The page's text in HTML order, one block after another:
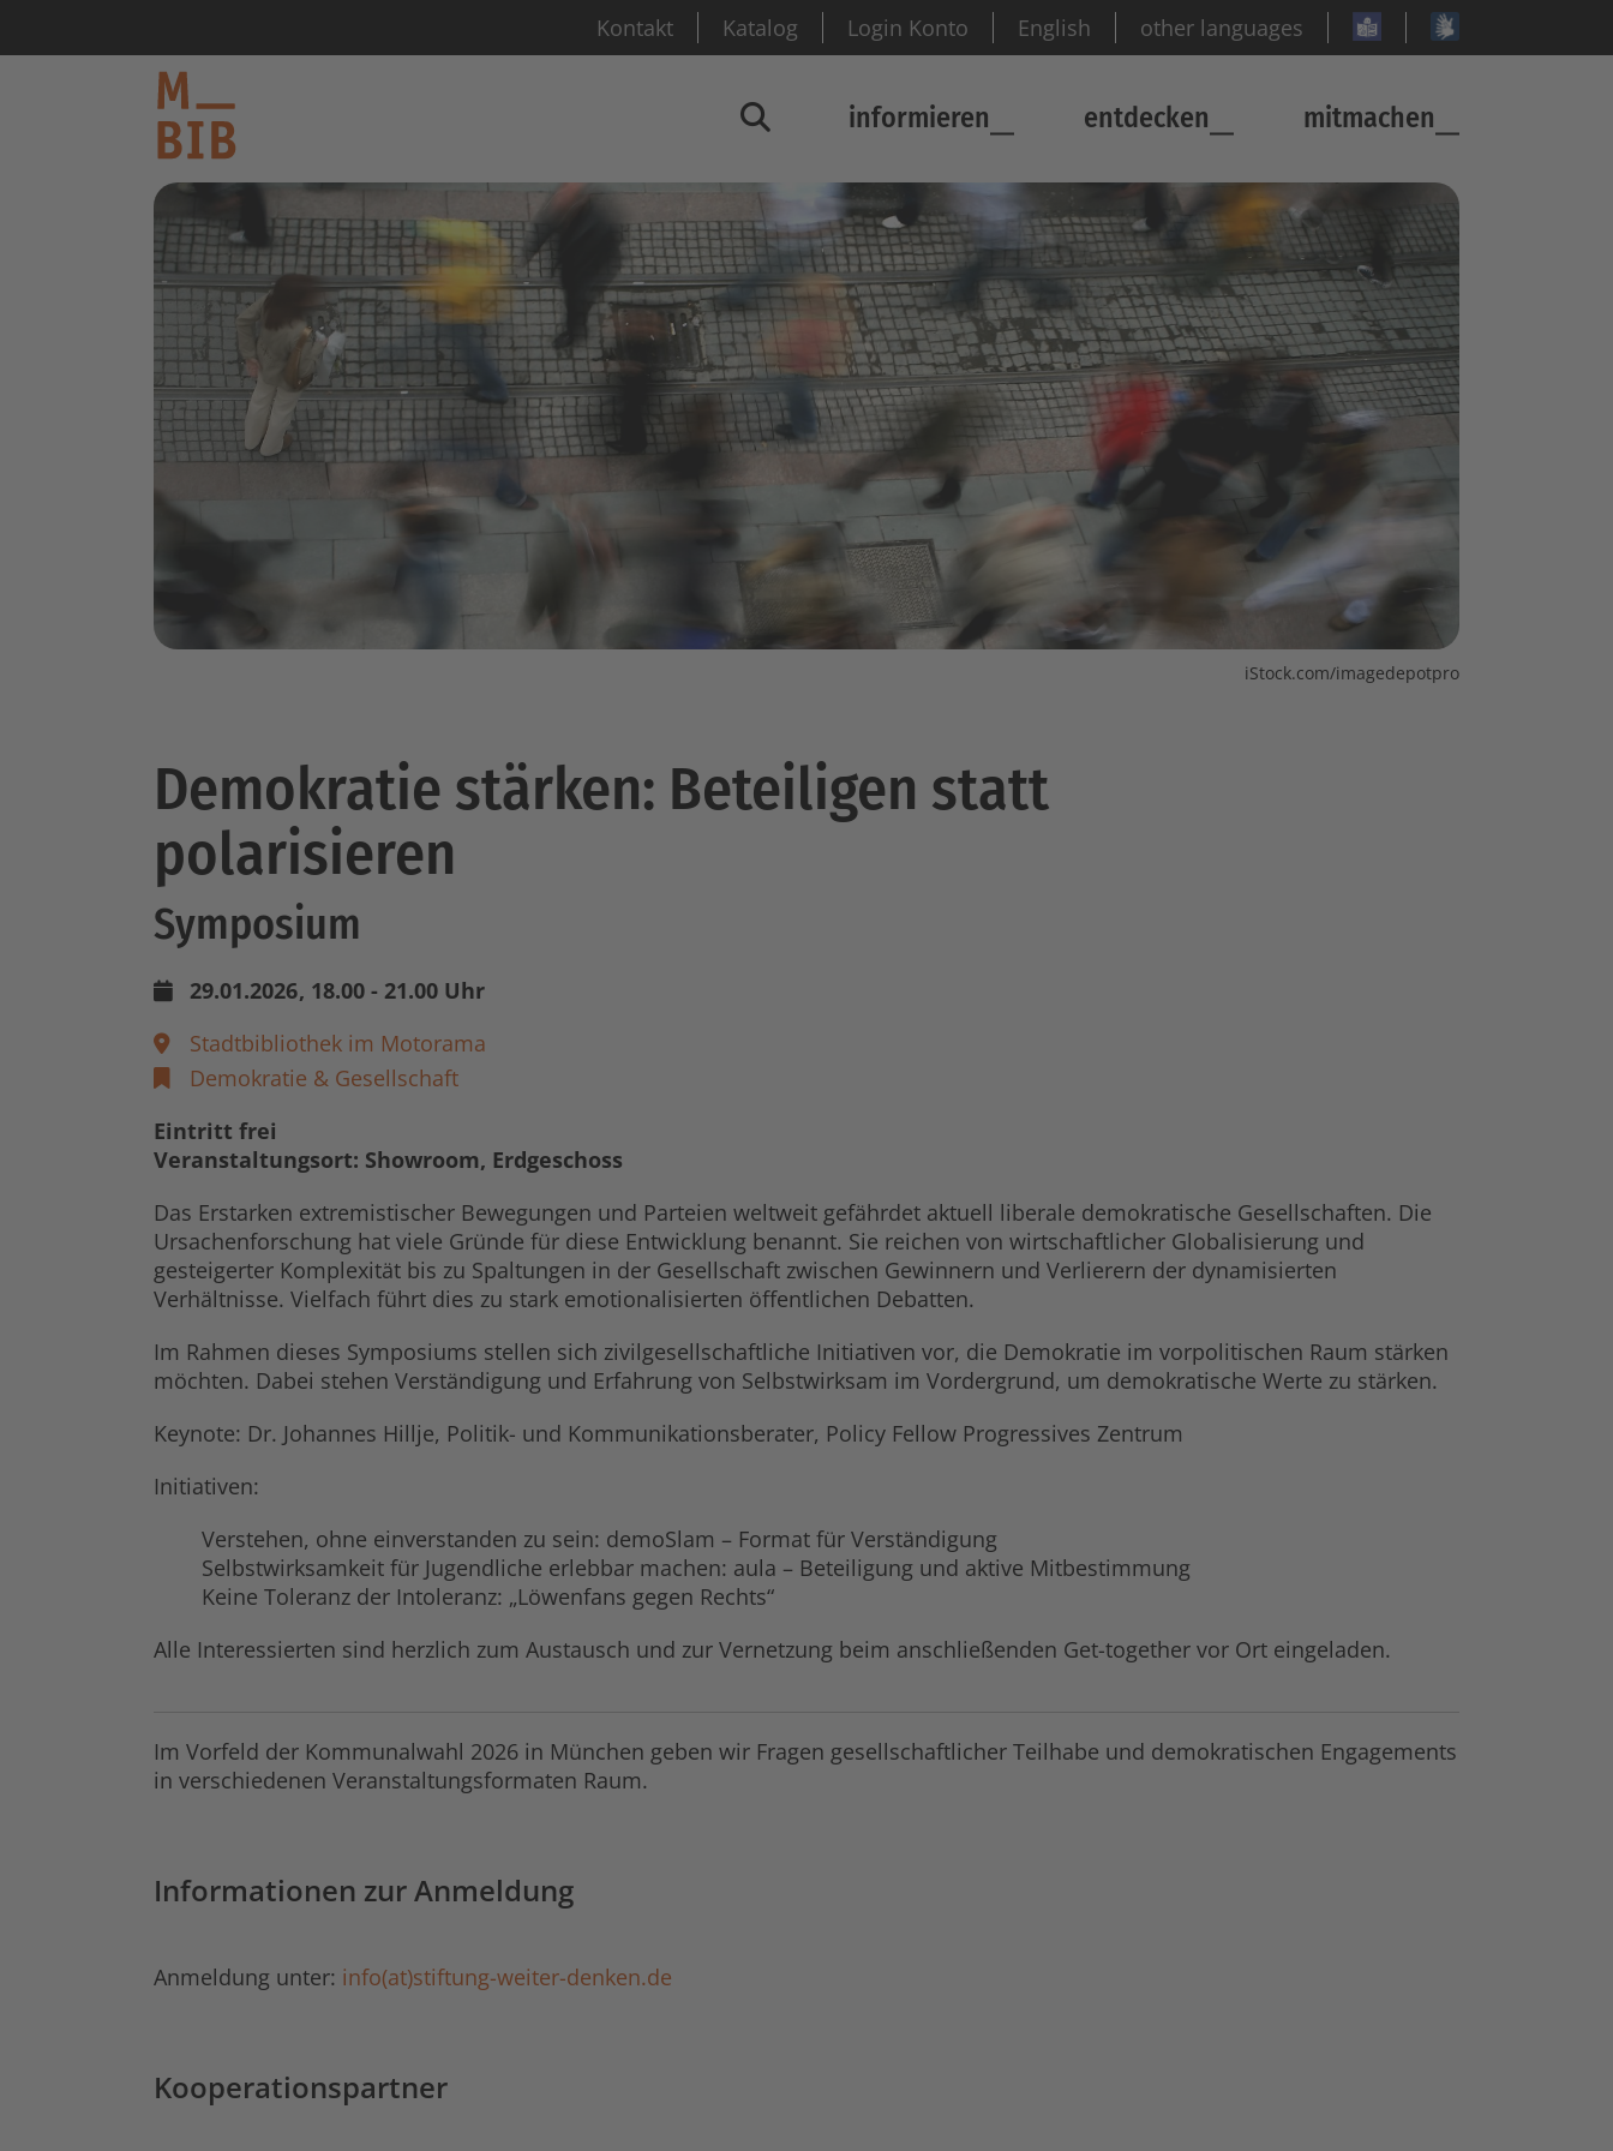
Kontakt Katalog Login Konto English other languages
Suchfensterinformieren entdecken mitmachen
iStock.com/imagedepotpro
Demokratie stärken: Beteiligen statt
polarisieren
Symposium
29.01.2026, 18.00 - 21.00 Uhr
Stadtbibliothek im Motorama
Demokratie & Gesellschaft
Eintritt frei
Veranstaltungsort: Showroom, Erdgeschoss
Das Erstarken extremistischer Bewegungen und Parteien weltweit gefährdet aktuell liberale demokratische Gesellschaften. Die
Ursachenforschung hat viele Gründe für diese Entwicklung benannt. Sie reichen von wirtschaftlicher Globalisierung und
gesteigerter Komplexität bis zu Spaltungen in der Gesellschaft zwischen Gewinnern und Verlierern der dynamisierten
Verhältnisse. Vielfach führt dies zu stark emotionalisierten öffentlichen Debatten.
Im Rahmen dieses Symposiums stellen sich zivilgesellschaftliche Initiativen vor, die Demokratie im vorpolitischen Raum stärken
möchten. Dabei stehen Verständigung und Erfahrung von Selbstwirksam im Vordergrund, um demokratische Werte zu stärken.
Keynote: Dr. Johannes Hillje, Politik- und Kommunikationsberater, Policy Fellow Progressives Zentrum
Initiativen:
Verstehen, ohne einverstanden zu sein: demoSlam – Format für Verständigung
Selbstwirksamkeit für Jugendliche erlebbar machen: aula – Beteiligung und aktive Mitbestimmung
Keine Toleranz der Intoleranz: „Löwenfans gegen Rechts“
Alle Interessierten sind herzlich zum Austausch und zur Vernetzung beim anschließenden Get-together vor Ort eingeladen.
Im Vorfeld der Kommunalwahl 2026 in München geben wir Fragen gesellschaftlicher Teilhabe und demokratischen Engagements
in verschiedenen Veranstaltungsformaten Raum.
Informationen zur Anmeldung
Anmeldung unter: info(at)stiftung-weiter-denken.de
Kooperationspartner
informieren
mitmachen
Login Konto